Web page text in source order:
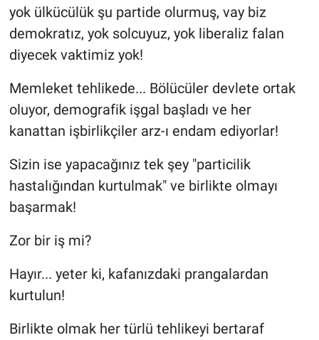
yok ülkücülük şu partide olurmuş, vay biz
demokratız, yok solcuyuz, yok liberaliz falan
diyecek vaktimiz yok!
Memleket tehlikede... Bölücüler devlete ortak
oluyor, demografik işgal başladı ve her
kanattan işbirlikçiler arz-ı endam ediyorlar!
Sizin ise yapacağınız tek şey "particilik
hastalığından kurtulmak" ve birlikte olmayı
başarmak!
Zor bir iş mi?
Hayır... yeter ki, kafanızdaki prangalardan
kurtulun!
Birlikte olmak her türlü tehlikeyi bertaraf